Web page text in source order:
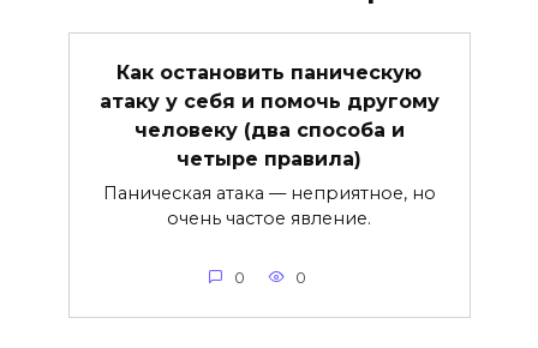
Как остановить паническую
атаку у себя и помочь другому
человеку (два способа и
четыре правила)
Паническая атака — неприятное, но
очень частое явление.
0 0